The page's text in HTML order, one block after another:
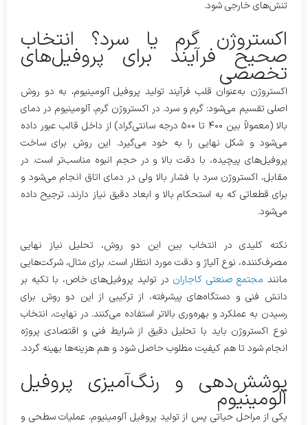
تنش‌های خارجی شود.
اکستروژن گرم یا سرد؟ انتخاب
صحیح فرآیند برای پروفیل‌های
تخصصی
اکستروژن به‌عنوان قلب فرآیند تولید پروفیل آلومینیوم، به دو روش
اصلی تقسیم می‌شود: گرم و سرد. در اکستروژن گرم، آلومینیوم در دمای
بالا (معمولاً بین ۴۰۰ تا ۵۰۰ درجه سانتی‌گراد) از داخل قالب عبور داده
می‌شود و شکل نهایی را به خود می‌گیرد. این روش برای ساخت
پروفیل‌های پیچیده، با دقت بالا و در حجم انبوه مناسب‌تر است. در
مقابل، اکستروژن سرد با فشار بالا ولی در دمای اتاق انجام می‌شود و
برای قطعاتی که به استحکام بالا و ابعاد دقیق نیاز دارند، ترجیح داده
می‌شود.
نکته کلیدی در انتخاب بین این دو روش، تحلیل نیاز نهایی
مصرف‌کننده، نوع آلیاژ و دقت مورد انتظار است. برای مثال، شرکت‌هایی
مانند مجتمع صنعتی کاجاران در تولید پروفیل‌های خاص، با تکیه بر
دانش فنی و دستگاه‌های پیشرفته، از ترکیبی از این دو روش برای
رسیدن به عملکرد و بهره‌وری بالاتر استفاده می‌کنند. در نهایت، انتخاب
نوع اکستروژن باید با تحلیل دقیق از شرایط فنی و اقتصادی پروژه
انجام شود تا هم کیفیت مطلوب حاصل شود و هم هزینه‌ها بهینه گردد.
پوشش‌دهی و رنگ‌آمیزی پروفیل
آلومینیوم
یکی از مراحل حیاتی پس از تولید پروفیل آلومینیوم، عملیات سطحی و